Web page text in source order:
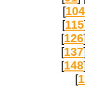
[104
[115
[126
[137
[148
[